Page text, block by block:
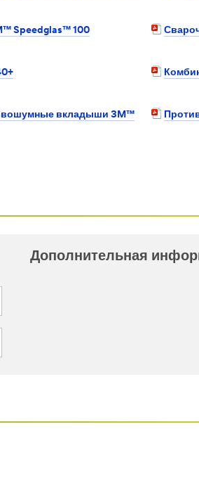
Speedglas™ 100
вкладыши 3M™
Дополнительная